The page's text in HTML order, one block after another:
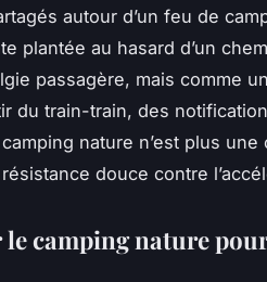
autour d’un feu de
plantée au hasard d’un
passagère, mais comme
du train-train, des
camping nature n’est plus une
douce contre
camping nature